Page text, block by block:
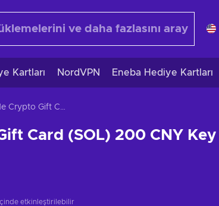
Kartları NordVPN Eneba Hediye Kartları
Gift Me Crypto Gift Card (SOL) 200 CNY Key GLOBAL
Card (SOL) 200 CNY Key
etkinleştirilebilir